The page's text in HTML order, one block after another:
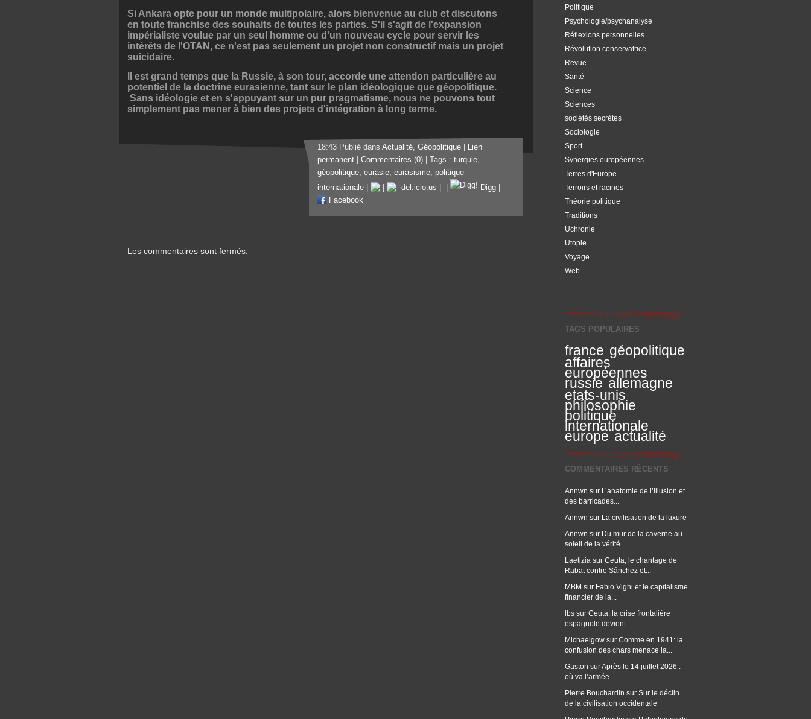
Politique
Psychologie/psychanalyse
Réflexions personnelles
Révolution conservatrice
Revue
Santé
Science
Sciences
sociétés secrètes
Sociologie
Sport
Synergies européennes
Terres d'Europe
Terroirs et racines
Théorie politique
Traditions
Uchronie
Utopie
Voyage
Web
TAGS POPULAIRES
france géopolitique
affaires
européennes
russie allemagne
etats-unis
philosophie
politique
internationale
europe actualité
COMMENTAIRES RÉCENTS
Annwn sur L’anatomie de l’illusion et
des barricades...
Annwn sur La civilisation de la luxure
Annwn sur Du mur de la caverne au
soleil de la vérité
Laetizia sur Ceuta, le chantage de
Rabat contre Sánchez et...
MBM sur Fabio Vighi et le capitalisme
financier de la...
lbs sur Ceuta: la crise frontalière
espagnole devient...
Michaelgow sur Comme en 1941: la
confusion des chars menace la...
Gaston surAprès le 14 juillet 2026 :
où va l’armée...
Pierre Bouchardin sur Sur le déclin
de la civilisation occidentale
Si Ankara opte pour un monde multipolaire, alors bienvenue au club et discutons
en toute franchise des souhaits de toutes les parties. S'il s'agit de l'expansion
impérialiste voulue par un seul homme ou d'un nouveau cycle pour servir les
intérêts de l'OTAN, ce n'est pas seulement un projet non constructif mais un projet
suicidaire.
Il est grand temps que la Russie, à son tour, accorde une attention particulière au
potentiel de la doctrine eurasienne, tant sur le plan idéologique que géopolitique.
Sans idéologie et en s'appuyant sur un pur pragmatisme, nous ne pouvons tout
simplement pas mener à bien des projets d'intégration à long terme.
18:43 Publié dans Actualité Géopolitique
Lien
permanent
Commentaires (0) | Tags : turquie
géopolitique eurasie eurasisme
politique
internationale
del.icio.us Digg
Facebook
Les commentaires sont fermés.